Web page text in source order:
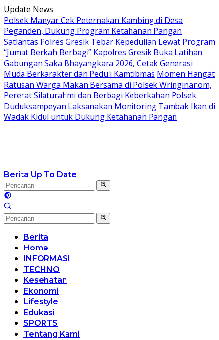
Langsung
ke
konten
Update News
Polsek Manyar Cek Peternakan Kambing di Desa
Peganden, Dukung Program Ketahanan Pangan
Satlantas Polres Gresik Tebar Kepedulian Lewat Program
“Jumat Berkah Berbagi” Kapolres Gresik Buka Latihan
Gabungan Saka Bhayangkara 2026, Cetak Generasi
Muda Berkarakter dan Peduli Kamtibmas Momen Hangat
Ratusan Warga Makan Bersama di Polsek Wringinanom,
Pererat Silaturahmi dan Berbagi Keberkahan Polsek
Duduksampeyan Laksanakan Monitoring Tambak Ikan di
Wadak Kidul untuk Dukung Ketahanan Pangan
Berita Up To Date
Berita
Home
INFORMASI
TECHNO
Kesehatan
Ekonomi
Lifestyle
Edukasi
SPORTS
Tentang Kami